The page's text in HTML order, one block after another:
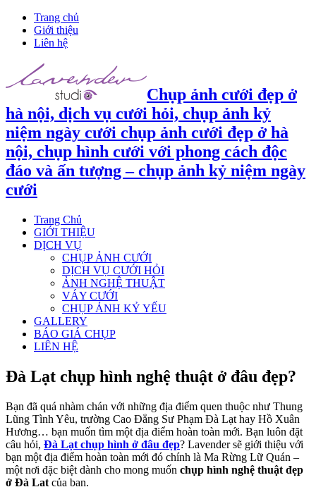
Trang chủ
Giới thiệu
Liên hệ
Chụp ảnh cưới đẹp ở
hà nội, dịch vụ cưới hỏi, chụp ảnh kỷ
niệm ngày cưới chụp ảnh cưới đẹp ở hà
nội, chụp hình cưới với phong cách độc
đáo và ấn tượng – chụp ảnh kỷ niệm ngày
cưới
Trang Chủ
GIỚI THIỆU
DỊCH VỤ
CHỤP ẢNH CƯỚI
DỊCH VỤ CƯỚI HỎI
ẢNH NGHỆ THUẬT
VÁY CƯỚI
CHỤP ẢNH KỶ YẾU
GALLERY
BÁO GIÁ CHỤP
LIÊN HỆ
Đà Lạt chụp hình nghệ thuật ở đâu đẹp?
Bạn đã quá nhàm chán với những địa điểm quen thuộc như Thung
Lũng Tình Yêu, trường Cao Đẳng Sư Phạm Đà Lạt hay Hồ Xuân
Hương… bạn muốn tìm một địa điểm hoàn toàn mới. Bạn luôn đặt
câu hỏi, Đà Lạt chụp hình ở đâu đẹp? Lavender sẽ giới thiệu với
bạn một địa điểm hoàn toàn mới đó chính là Ma Rừng Lữ Quán –
một nơi đặc biệt dành cho mong muốn chụp hình nghệ thuật đẹp
ở Đà Lạt của bạn.